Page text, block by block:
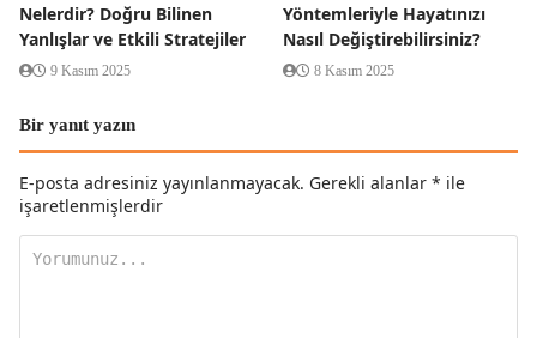
Nelerdir? Doğru Bilinen
Yanlışlar ve Etkili Stratejiler
9 Kasım 2025
Yöntemleriyle Hayatınızı
Nasıl Değiştirebilirsiniz?
8 Kasım 2025
Bir yanıt yazın
E-posta adresiniz yayınlanmayacak. Gerekli alanlar * ile
işaretlenmişlerdir